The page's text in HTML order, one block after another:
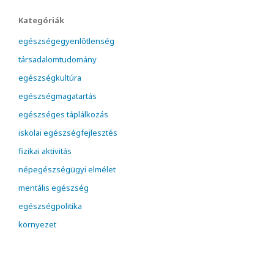
Kategóriák
egészségegyenlőtlenség
társadalomtudomány
egészségkultúra
egészségmagatartás
egészséges táplálkozás
iskolai egészségfejlesztés
fizikai aktivitás
népegészségügyi elmélet
mentális egészség
egészségpolitika
környezet